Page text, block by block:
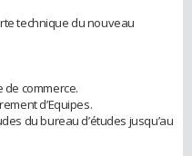
technique du nouveau
de commerce.
d’Equipes.
du bureau d’études jusqu’au